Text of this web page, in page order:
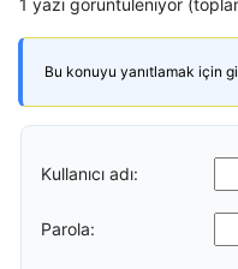
1 yazı görüntüleniyor
Bu konuyu yanıtlamak için
Kullanıcı adı:
Parola: